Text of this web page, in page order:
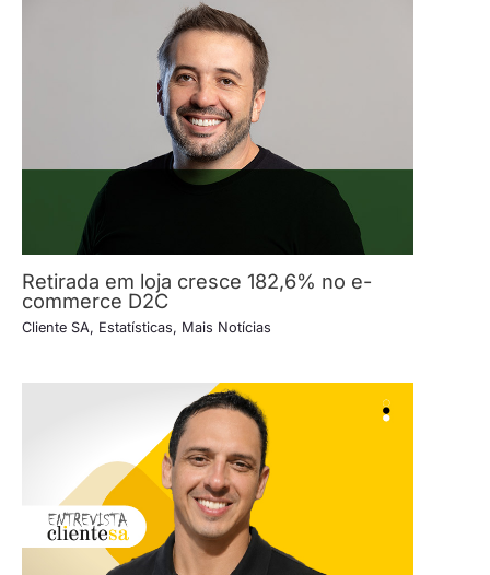
Retirada em loja cresce 182,6% no e-
commerce D2C
Cliente SA, Estatísticas, Mais Notícias